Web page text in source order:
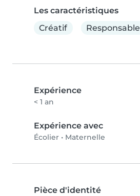
Les caractéristiques
Créatif
Responsable
Expérience
< 1 an
Expérience avec
Écolier • Maternelle
Pièce d'identité